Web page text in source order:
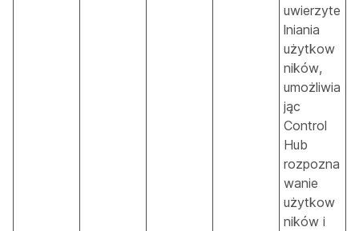
uwierzyte
lniania
użytkow
ników,
umożliwia
jąc
Control
Hub
rozpozna
wanie
użytkow
ników i